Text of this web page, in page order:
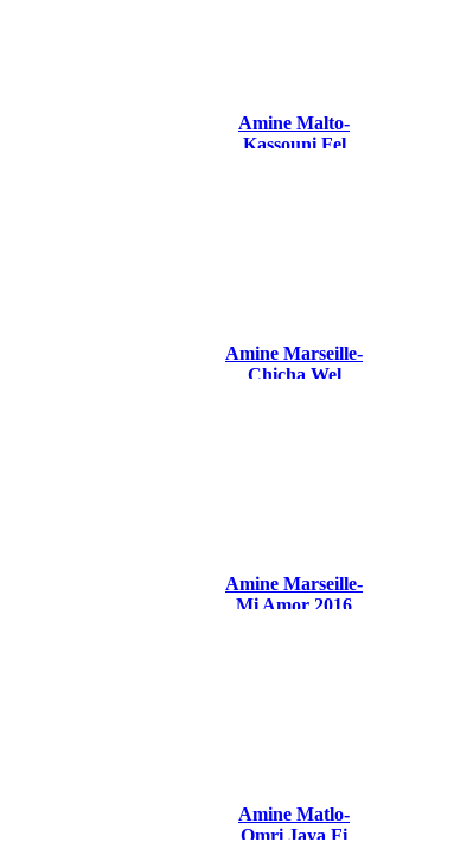
Amine Malto-
Kassouni Fel
Amine Marseille-
Chicha Wel
Amine Marseille-
Mi Amor 2016
Amine Matlo-
Omri Jaya Fi